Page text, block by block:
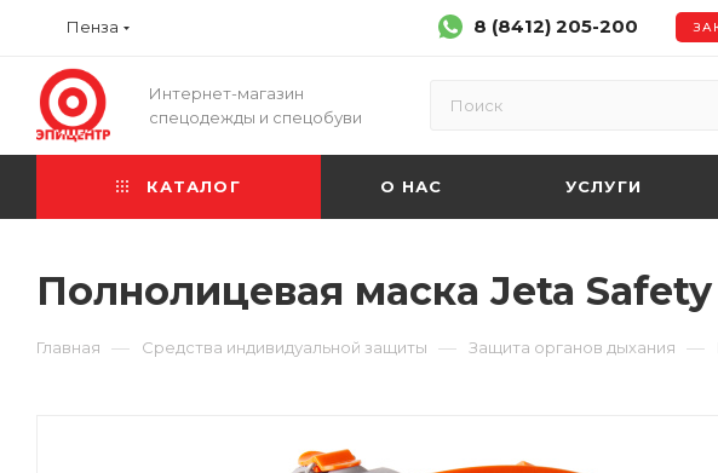
Пенза 8 (8412) 205-200
Интернет-магазин
спецодежды и спецобуви
КАТАЛОГ О НАС УСЛУГИ
Полнолицевая маска Jeta Safety
Главная — Средства индивидуальной защиты — Защита органов дыхания —